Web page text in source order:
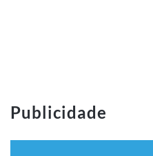
Publicidade